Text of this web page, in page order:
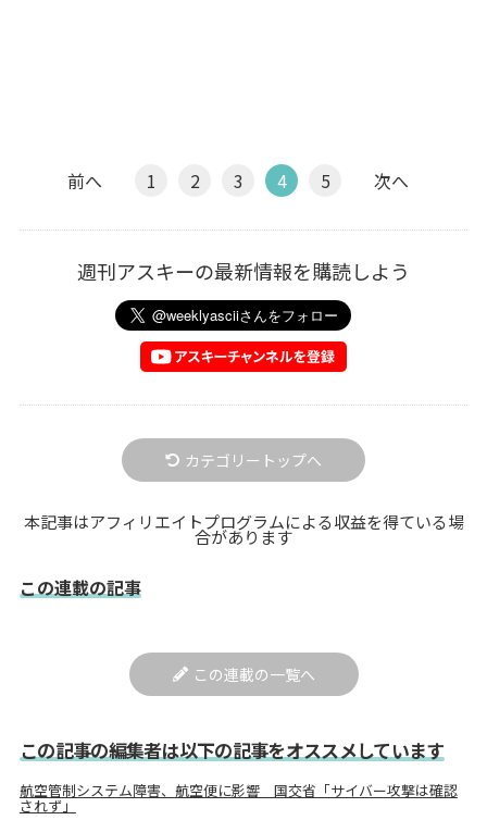
前へ 1 2 3 4 5 次へ
週刊アスキーの最新情報を購読しよう
カテゴリートップへ
本記事はアフィリエイトプログラムによる収益を得ている場
合があります
この連載の記事
この連載の一覧へ
この記事の編集者は以下の記事をオススメしています
航空管制システム障害、航空便に影響 国交省「サイバー攻撃は確認
されず」